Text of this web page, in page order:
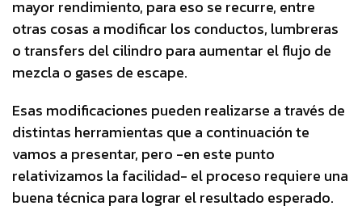
mayor rendimiento, para eso se recurre, entre
otras cosas a modificar los conductos, lumbreras
o transfers del cilindro para aumentar el flujo de
mezcla o gases de escape.
Esas modificaciones pueden realizarse a través de
distintas herramientas que a continuación te
vamos a presentar, pero -en este punto
relativizamos la facilidad- el proceso requiere una
buena técnica para lograr el resultado esperado.